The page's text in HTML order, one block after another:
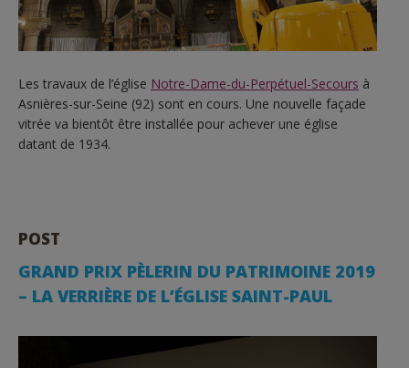
Les travaux de l’église Notre-Dame-du-Perpétuel-Secours à
Asnières-sur-Seine (92) sont en cours. Une nouvelle façade
vitrée va bientôt être installée pour achever une église
datant de 1934.
POST
GRAND PRIX PÈLERIN DU PATRIMOINE 2019
– LA VERRIÈRE DE L’ÉGLISE SAINT-PAUL